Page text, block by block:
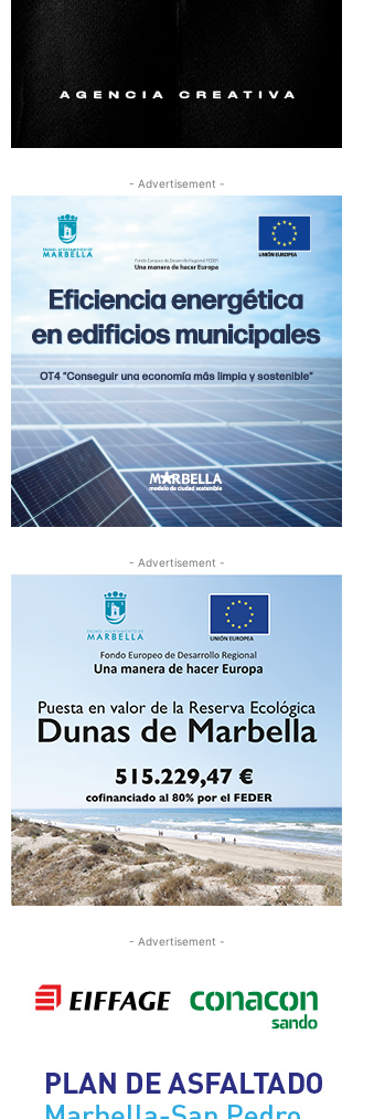
- Advertisement -
- Advertisement -
- Advertisement -